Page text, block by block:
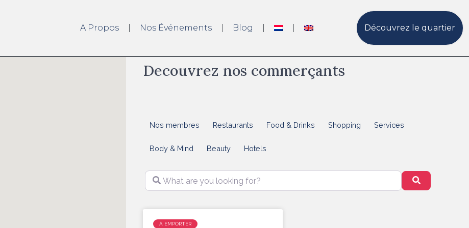
A Propos Nos Événements Blog Découvrez le quartier
Decouvrez nos commerçants
Nos membres Restaurants Food & Drinks Shopping Services
Body & Mind Beauty Hotels
What are you looking for? Search
À EMPORTER